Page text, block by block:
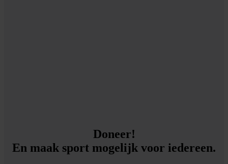
Doneer!
En maak sport mogelijk voor iedereen.